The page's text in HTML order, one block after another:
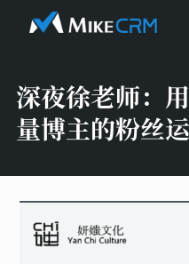
深夜徐老师：
量博主的粉丝